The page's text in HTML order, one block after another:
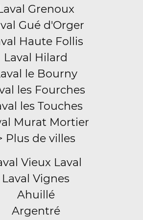
Grenoux
Gué d'Orger
Haute Follis
Laval Hilard
le Bourny
les Fourches
les Touches
Murat Mortier
Plus de villes
Vieux Laval
Laval Vignes
Ahuillé
Argentré